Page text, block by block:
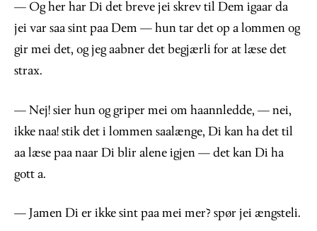
— Og her har Di det breve jei skrev til Dem igaar da
jei var saa sint paa Dem — hun tar det op a lommen og
gir mei det, og jeg aabner det begjærli for at læse det
strax.
— Nej! sier hun og griper mei om haannledde, — nei,
ikke naa! stik det i lommen saalænge, Di kan ha det til
aa læse paa naar Di blir alene igjen — det kan Di ha
gott a.
— Jamen Di er ikke sint paa mei mer? spør jei ængsteli.